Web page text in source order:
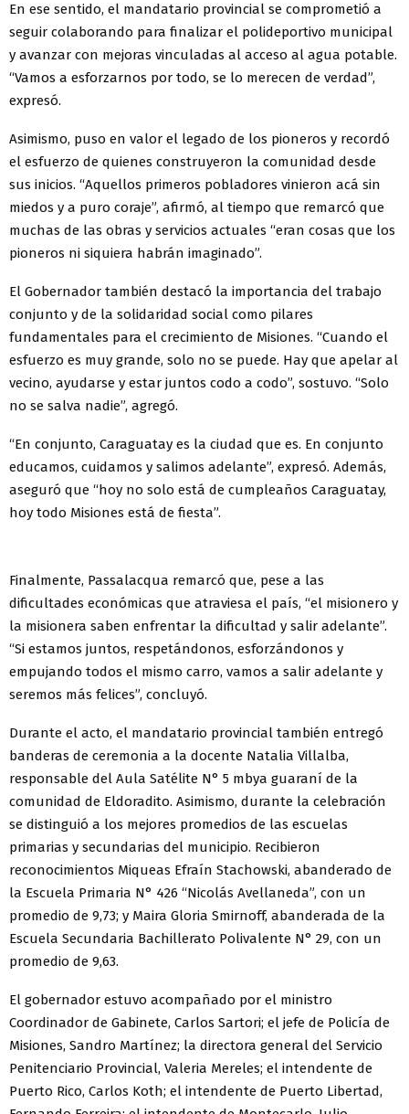
En ese sentido, el mandatario provincial se comprometió a
seguir colaborando para finalizar el polideportivo municipal
y avanzar con mejoras vinculadas al acceso al agua potable.
“Vamos a esforzarnos por todo, se lo merecen de verdad”,
expresó.
Asimismo, puso en valor el legado de los pioneros y recordó
el esfuerzo de quienes construyeron la comunidad desde
sus inicios. “Aquellos primeros pobladores vinieron acá sin
miedos y a puro coraje”, afirmó, al tiempo que remarcó que
muchas de las obras y servicios actuales “eran cosas que los
pioneros ni siquiera habrán imaginado”.
El Gobernador también destacó la importancia del trabajo
conjunto y de la solidaridad social como pilares
fundamentales para el crecimiento de Misiones. “Cuando el
esfuerzo es muy grande, solo no se puede. Hay que apelar al
vecino, ayudarse y estar juntos codo a codo”, sostuvo. “Solo
no se salva nadie”, agregó.
“En conjunto, Caraguatay es la ciudad que es. En conjunto
educamos, cuidamos y salimos adelante”, expresó. Además,
aseguró que “hoy no solo está de cumpleaños Caraguatay,
hoy todo Misiones está de fiesta”.
Finalmente, Passalacqua remarcó que, pese a las
dificultades económicas que atraviesa el país, “el misionero y
la misionera saben enfrentar la dificultad y salir adelante”.
“Si estamos juntos, respetándonos, esforzándonos y
empujando todos el mismo carro, vamos a salir adelante y
seremos más felices”, concluyó.
Durante el acto, el mandatario provincial también entregó
banderas de ceremonia a la docente Natalia Villalba,
responsable del Aula Satélite N° 5 mbya guaraní de la
comunidad de Eldoradito. Asimismo, durante la celebración
se distinguió a los mejores promedios de las escuelas
primarias y secundarias del municipio. Recibieron
reconocimientos Miqueas Efraín Stachowski, abanderado de
la Escuela Primaria N° 426 “Nicolás Avellaneda”, con un
promedio de 9,73; y Maira Gloria Smirnoff, abanderada de la
Escuela Secundaria Bachillerato Polivalente N° 29, con un
promedio de 9,63.
El gobernador estuvo acompañado por el ministro
Coordinador de Gabinete, Carlos Sartori; el jefe de Policía de
Misiones, Sandro Martínez; la directora general del Servicio
Penitenciario Provincial, Valeria Mereles; el intendente de
Puerto Rico, Carlos Koth; el intendente de Puerto Libertad,